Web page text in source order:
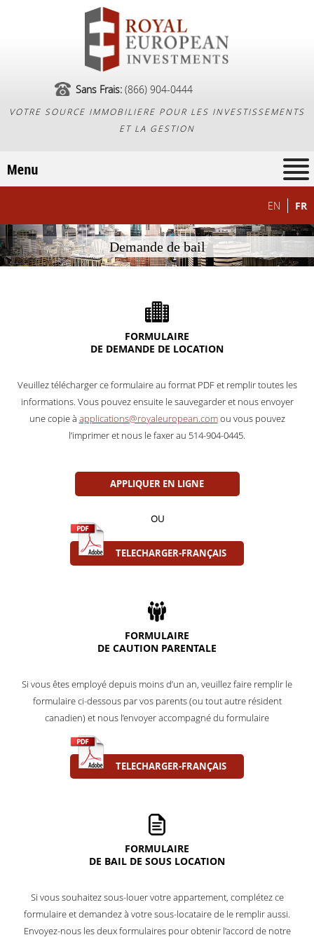
Sans Frais: (866) 904-0444
VOTRE SOURCE IMMOBILIERE POUR LES INVESTISSEMENTS
ET LA GESTION
EN FR
Demande de bail
FORMULAIRE
DE DEMANDE DE LOCATION
Veuillez télécharger ce formulaire au format PDF et remplir toutes les
informations. Vous pouvez ensuite le sauvegarder et nous envoyer
une copie à applications@royaleuropean.comou vous pouvez
l’imprimer et nous le faxer au 514-904-0445.
APPLIQUER EN LIGNE
OU
TELECHARGER-FRANÇAIS
FORMULAIRE
DE CAUTION PARENTALE
Si vous êtes employé depuis moins d’un an, veuillez faire remplir le
formulaire ci-dessous par vos parents (ou tout autre résident
canadien) et nous l’envoyer accompagné du formulaire
TELECHARGER-FRANÇAIS
FORMULAIRE
DE BAIL DE SOUS LOCATION
Si vous souhaitez sous-louer votre appartement, complétez ce
formulaire et demandez à votre sous-locataire de le remplir aussi.
Envoyez-nous les deux formulaires pour obtenir l’accord de notre